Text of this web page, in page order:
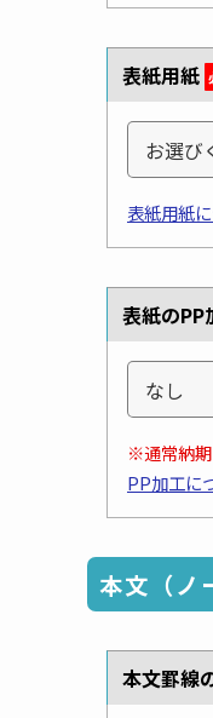
表紙用紙
表紙用紙
表紙のPP
※通常納期
PP加工に
本文（ノ
本文罫線